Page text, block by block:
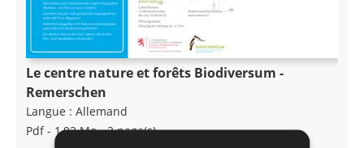
Le centre nature et forêts Biodiversum -
Remerschen
Langue : Allemand
Pdf - 1,92 Mo - 2 page(s)